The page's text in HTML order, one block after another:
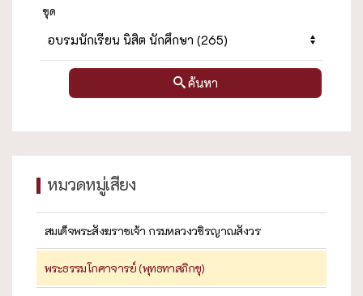
ชุด
ค้นหา
หมวดหมู่เสียง
สมเด็จพระสังฆราชเจ้า กรมหลวงวชิรญาณสังวร
พระธรรมโกศาจารย์ (พุทธทาสภิกขุ)